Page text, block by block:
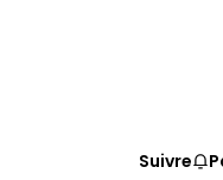
Suivre